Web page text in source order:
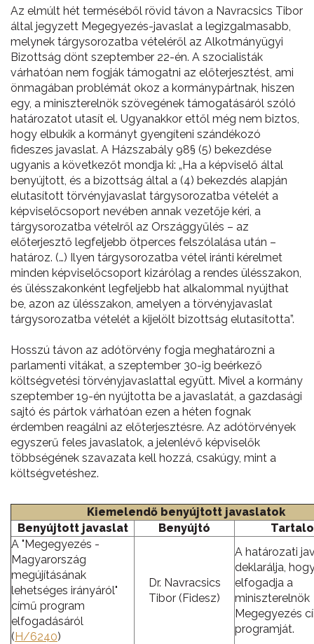
Az elmúlt hét terméséből rövid távon a Navracsics Tibor
által jegyzett Megegyezés-javaslat a legizgalmasabb,
melynek tárgysorozatba vételéről az Alkotmányügyi
Bizottság dönt szeptember 22-én. A szocialisták
várhatóan nem fogják támogatni az előterjesztést, ami
önmagában problémát okoz a kormánypártnak, hiszen
egy, a miniszterelnök szövegének támogatásáról szóló
határozatot utasít el. Ugyanakkor ettől még nem biztos,
hogy elbukik a kormányt gyengíteni szándékozó
fideszes javaslat. A Házszabály 98§ (5) bekezdése
ugyanis a következőt mondja ki: „Ha a képviselő által
benyújtott, és a bizottság által a (4) bekezdés alapján
elutasított törvényjavaslat tárgysorozatba vételét a
képviselőcsoport nevében annak vezetője kéri, a
tárgysorozatba vételről az Országgyűlés – az
előterjesztő legfeljebb ötperces felszólalása után –
határoz. (…) Ilyen tárgysorozatba vétel iránti kérelmet
minden képviselőcsoport kizárólag a rendes ülésszakon,
és ülésszakonként legfeljebb hat alkalommal nyújthat
be, azon az ülésszakon, amelyen a törvényjavaslat
tárgysorozatba vételét a kijelölt bizottság elutasította”.
Hosszú távon az adótörvény fogja meghatározni a
parlamenti vitákat, a szeptember 30-ig beérkező
költségvetési törvényjavaslattal együtt. Mivel a kormány
szeptember 19-én nyújtotta be a javaslatát, a gazdasági
sajtó és pártok várhatóan ezen a héten fognak
érdemben reagálni az előterjesztésre. Az adótörvények
egyszerű feles javaslatok, a jelenlévő képviselők
többségének szavazata kell hozzá, csakúgy, mint a
költségvetéshez.
Kiemelendő benyújtott javaslatok
Benyújtott javaslat
Benyújtó
A "Megegyezés -
Magyarország
megújításának
lehetséges irányáról"
című program
elfogadásáról
(H/6240)
Dr. Navracsics
Tibor (Fidesz)
A határozati
deklarálja,
elfogadja a
miniszterelnök
Megegyezés
programját.